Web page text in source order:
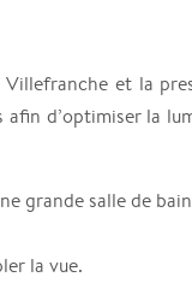
et la
d’optimiser la
grande salle de
la vue.